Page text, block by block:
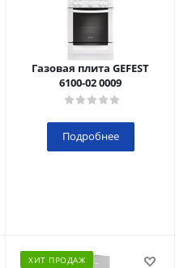
Газовая плита GEFEST
6100-02 0009
Подробнее
ХИТ ПРОДАЖ